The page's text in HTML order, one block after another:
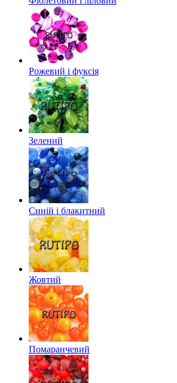
Рожевий і фуксія
Зелений
Синій і блакитний
Жовтий
Помаранчевий